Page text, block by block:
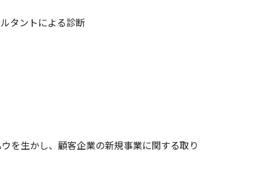
タントによる診断
を生かし、顧客企業の新規事業に関する取り